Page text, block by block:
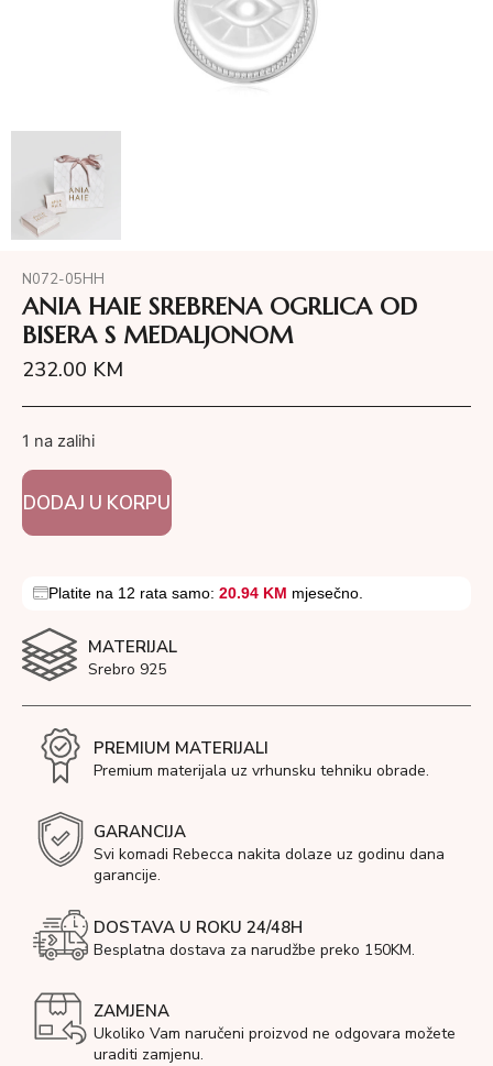
N072-05HH
ANIA HAIE SREBRENA OGRLICA OD
BISERA S MEDALJONOM
232.00 KM
1 na zalihi
DODAJ U KORPU
Platite na 12 rata samo: 20.94 KM mjesečno.
MATERIJAL
Srebro 925
PREMIUM MATERIJALI
Premium materijala uz vrhunsku tehniku obrade.
GARANCIJA
Svi komadi Rebecca nakita dolaze uz godinu dana
garancije.
DOSTAVA U ROKU 24/48H
Besplatna dostava za narudžbe preko 150KM.
ZAMJENA
Ukoliko Vam naručeni proizvod ne odgovara možete
uraditi zamjenu.